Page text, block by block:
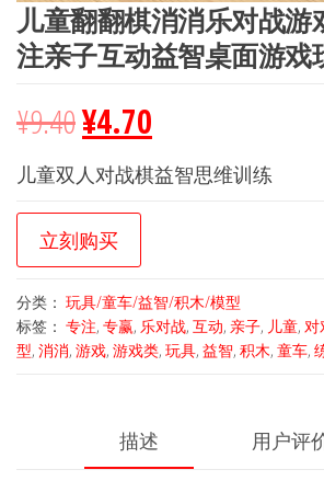
儿童翻翻棋消消乐对战游
注亲子互动益智桌面游戏
¥9.40¥4.70
儿童双人对战棋益智思维训练
立刻购买
分类： 玩具/童车/益智/积木/模型
标签： 专注, 专赢, 乐对战, 互动, 亲子, 儿童, 对
型, 消消, 游戏, 游戏类, 玩具, 益智, 积木, 童车,
描述 用户评